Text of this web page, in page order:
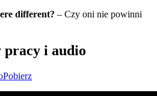
different? – Czy oni nie powinni
i audio
Pobierz